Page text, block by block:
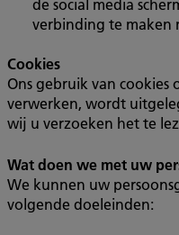
de social media
verbinding te maken
Cookies
Ons gebruik van cookies
verwerken, wordt
wij u verzoeken het te
Wat doen we met uw
We kunnen uw
volgende doeleinden: